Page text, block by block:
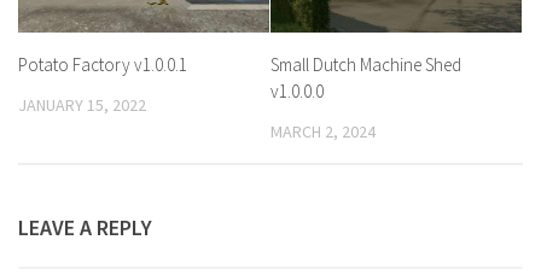
Potato Factory v1.0.0.1
JANUARY 15, 2022
Small Dutch Machine Shed
v1.0.0.0
MARCH 2, 2024
LEAVE A REPLY